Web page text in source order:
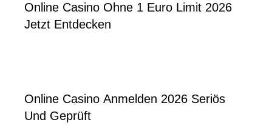
Online Casino Ohne 1 Euro Limit 2026
Jetzt Entdecken
Online Casino Anmelden 2026 Seriös
Und Geprüft